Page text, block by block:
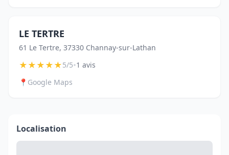
LE TERTRE
61 Le Tertre, 37330 Channay-sur-Lathan
★★★★★5/5•1 avis
📍 Google Maps
Localisation